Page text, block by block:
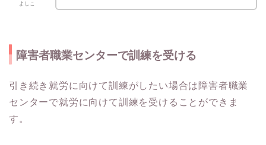
よしこ
障害者職業センターで訓練を受ける
引き続き就労に向けて訓練がしたい場合は障害者職業
センターで就労に向けて訓練を受けることができま
す。